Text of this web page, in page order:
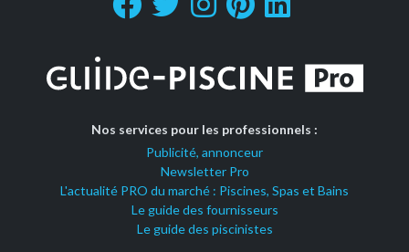
Nos services pour les professionnels :
Publicité, annonceur
Newsletter Pro
L'actualité PRO du marché : Piscines, Spas et Bains
Le guide des fournisseurs
Le guide des piscinistes